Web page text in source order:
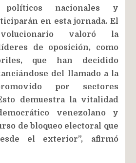
nacionales y
en esta jornada. El
valoró la
de oposición, como
que han decidido
del llamado a la
por sectores
demuestra la vitalidad
venezolano y
de bloqueo electoral que
el exterior”, afirmó